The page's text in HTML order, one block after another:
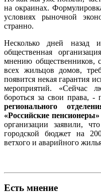
на окраинах.
условиях рыночной
странно.
Несколько дней назад
общественная
мнению общественников,
всех жильцов домов,
появится некая гарантия
мероприятий. «Сейчас
бороться за свои права, -
регионального
«Российские
организации заявили,
городской бюджет на
ветхого и аварийного
Есть мнение